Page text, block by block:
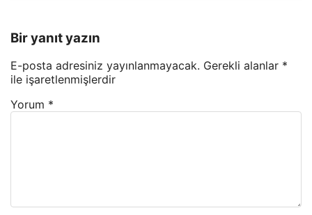
Bir yanıt yazın
E-posta adresiniz yayınlanmayacak. Gerekli alanlar *
ile işaretlenmişlerdir
Yorum *